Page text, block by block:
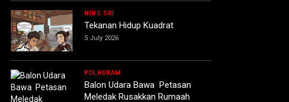
NING SRI
Tekanan Hidup Kuadrat
5 July 2026
POLHUKAM
Balon Udara Bawa Petasan
Meledak Rusakkan Rumaah